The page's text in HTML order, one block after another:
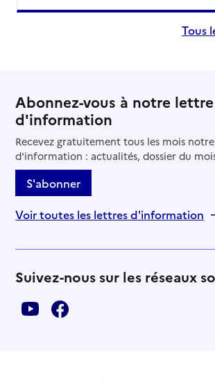
Tous
Abonnez-vous à notre lettre
d'information
Recevez gratuitement tous les mois
d'information : actualités, dossier du
S'abonner
Voir toutes les lettres d'information
Suivez-nous sur les réseaux